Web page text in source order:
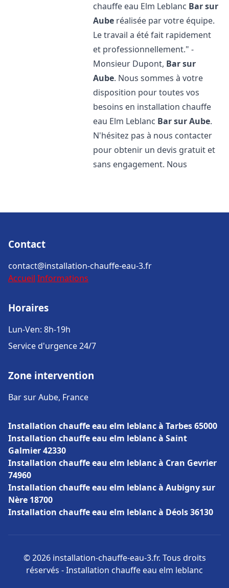
chauffe eau Elm Leblanc Bar sur
Aube réalisée par votre équipe.
Le travail a été fait rapidement
et professionnellement." -
Monsieur Dupont, Bar sur
Aube. Nous sommes à votre
disposition pour toutes vos
besoins en installation chauffe
eau Elm Leblanc Bar sur Aube.
N'hésitez pas à nous contacter
pour obtenir un devis gratuit et
sans engagement. Nous
Contact
contact@installation-chauffe-eau-3.fr
Accueil Informations
Horaires
Lun-Ven: 8h-19h
Service d'urgence 24/7
Zone intervention
Bar sur Aube, France
Installation chauffe eau elm leblanc à Tarbes 65000
Installation chauffe eau elm leblanc à Saint
Galmier 42330
Installation chauffe eau elm leblanc à Cran Gevrier
74960
Installation chauffe eau elm leblanc à Aubigny sur
Nère 18700
Installation chauffe eau elm leblanc à Déols 36130
© 2026 installation-chauffe-eau-3.fr. Tous droits
réservés - Installation chauffe eau elm leblanc